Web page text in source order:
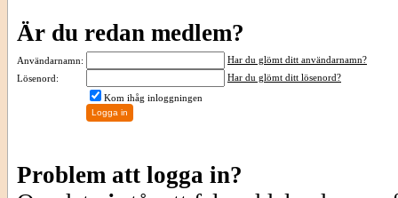
Är du redan medlem?
Användarnamn:
Har du glömt ditt användarnamn?
Lösenord:
Har du glömt ditt lösenord?
Kom ihåg inloggningen
Problem att logga in?